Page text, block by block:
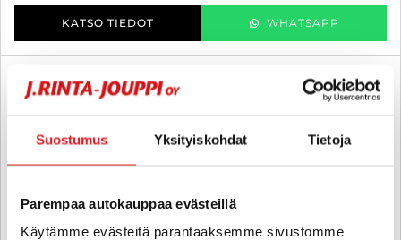
Suostumus Yksityiskohdat Tietoja
Parempaa autokauppaa evästeillä
Käytämme evästeitä parantaaksemme sivustomme
KATSO TIEDOT WHATSAPP
6 kk korotonta ja kulutonta